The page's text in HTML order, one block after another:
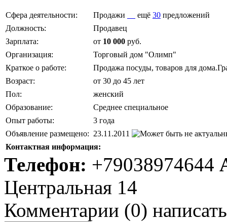
Сфера деятельности: Продажи ещё 30 предложений
Должность:
Продавец
Зарплата:
от 10 000 руб.
Организация:
Торговый дом "Олимп"
Краткое о работе:
Продажа посуды, товаров для
Возраст:
от 30 до 45 лет
Пол:
женский
Образование:
Среднее специальное
Опыт работы:
3 года
Объявление размещено: 23.11.2011
Контактная информация:
Телефон: +79038974644
Центральная 14
Комментарии (0) написать